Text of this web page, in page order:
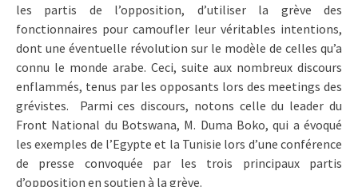
les partis de l’opposition, d’utiliser la grève des
fonctionnaires pour camoufler leur véritables intentions,
dont une éventuelle révolution sur le modèle de celles qu’a
connu le monde arabe. Ceci, suite aux nombreux discours
enflammés, tenus par les opposants lors des meetings des
grévistes. Parmi ces discours, notons celle du leader du
Front National du Botswana, M. Duma Boko, qui a évoqué
les exemples de l’Egypte et la Tunisie lors d’une conférence
de presse convoquée par les trois principaux partis
d’opposition en soutien à la grève.